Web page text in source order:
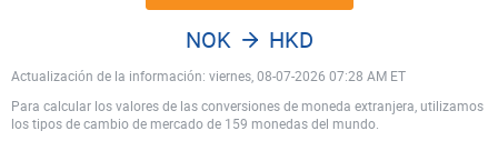
Actualización de la información: viernes, 08-07-2026 07:28 AM ET
NOK HKD
Para calcular los valores de las conversiones de moneda extranjera, utilizamos
los tipos de cambio de mercado de 159 monedas del mundo.